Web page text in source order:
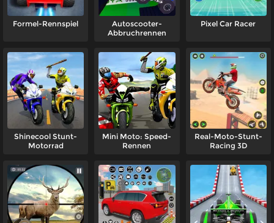
Formel-Rennspiel
Autoscooter-
Abbruchrennen
Pixel Car Racer
Shinecool Stunt-
Motorrad
Mini Moto: Speed-
Rennen
Real-Moto-Stunt-
Racing 3D